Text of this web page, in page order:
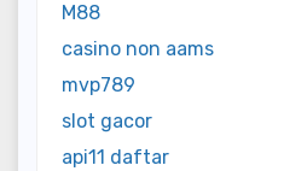
M88
casino non aams
mvp789
slot gacor
api11 daftar